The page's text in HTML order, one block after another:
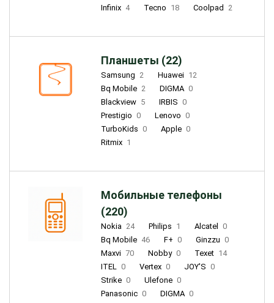
Infinix 4 Tecno 18 Coolpad 2
Планшеты (22)
Samsung 2 Huawei 12
Bq Mobile 2 DIGMA 0
Blackview 5 IRBIS 0
Prestigio 0 Lenovo 0
TurboKids 0 Apple 0
Ritmix 1
Мобильные телефоны
(220)
Nokia 24 Philips 1 Alcatel
0
Bq Mobile 46 F+ 0 Ginzzu 0
Maxvi 70 Nobby 0 Texet 14
ITEL 0 Vertex 0 JOY'S 0
Strike 0 Ulefone 0
Panasonic 0 DIGMA 0